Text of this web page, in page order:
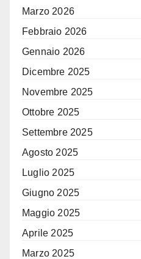
Marzo 2026
Febbraio 2026
Gennaio 2026
Dicembre 2025
Novembre 2025
Ottobre 2025
Settembre 2025
Agosto 2025
Luglio 2025
Giugno 2025
Maggio 2025
Aprile 2025
Marzo 2025